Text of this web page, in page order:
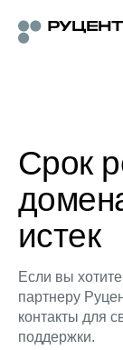
Срок
истек
Если вы
партнеру
контакты для
поддержки.